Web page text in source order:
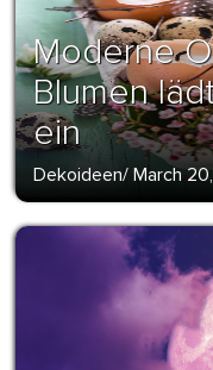
Moderne
Blumen
ein
Dekoideen/ March